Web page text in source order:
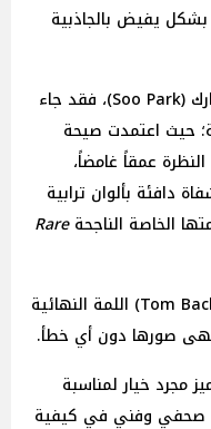
بشكل يفيض بالجاذبية
أما المكياج الذي نفذته الخبيرة سو بارك (Soo Park)، فقد جاء
حيث اعتمدت صيحة
عمقاً غامضاً،
دافئة بألوان ترابية
الخاصة الناجحةRare
وأخيراً، وضعت أنامل توم باتشيك (Tom Bachik) اللمة النهائية
أبهى صورها دون أي خطأ.
مجرد خيار لمناسبة
صحفي وفني في كيفية